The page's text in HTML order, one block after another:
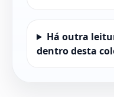
Há outra
dentro desta